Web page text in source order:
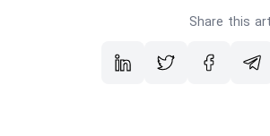
Share this